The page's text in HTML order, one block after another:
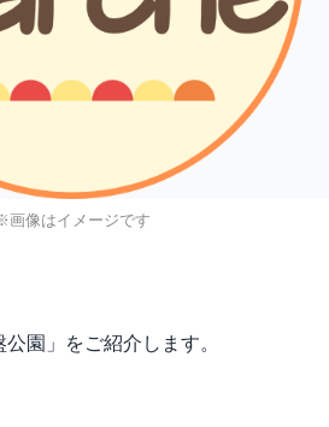
画像はイメージです
園」をご紹介します。